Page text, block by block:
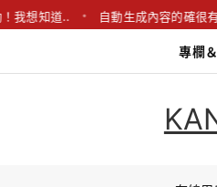
知道.. 自動生成內容的確很有潛力
專欄